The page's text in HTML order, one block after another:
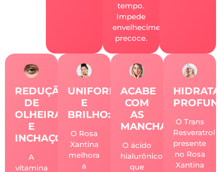
tempo.
Impede
envelhecimento
precoce.
REDUÇÃO
DE
OLHEIRAS
E
INCHAÇO:
A
vitamina
UNIFORMIDADE
E
BRILHO:
O Rosa
Xantina
melhora
a
ACABE
COM
AS
MANCHAS:
O ácido
hialurônico
que
O Trans
Resveratrol
presente
no Rosa
Xantina